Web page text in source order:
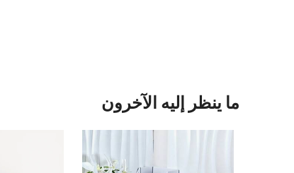
ما ينظر إليه الآخرون